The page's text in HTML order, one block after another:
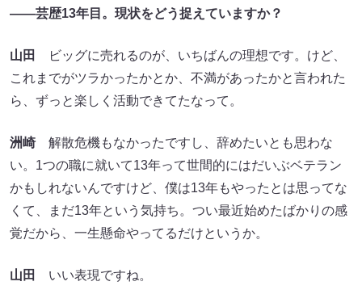
――芸歴13年目。現状をどう捉えていますか？
山田
ビッグに売れるのが、いちばんの理想です。けど、
これまでがツラかったかとか、不満があったかと言われた
ら、ずっと楽しく活動できてたなって。
洲崎解散危機もなかったですし、辞めたいとも思わな
い。1つの職に就いて13年って世間的にはだいぶベテラン
かもしれないんですけど、僕は13年もやったとは思ってな
くて、まだ13年という気持ち。つい最近始めたばかりの感
覚だから、一生懸命やってるだけというか。
山田 いい表現ですね。